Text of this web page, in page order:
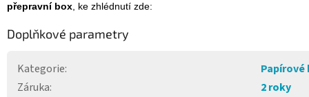
přepravní box , ke zhlédnutí zde:
Doplňkové parametry
Kategorie:
Papírové
Záruka:
2 roky